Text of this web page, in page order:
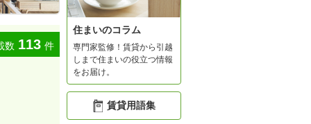
数 113 件
住まいのコラム
専門家監修！賃貸から引越
しまで住まいの役立つ情報
をお届け。
賃貸用語集